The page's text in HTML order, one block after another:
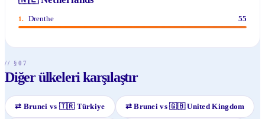
1. Drenthe 55
// §07
Diğer ülkeleri karşılaştır
⇄ Brunei vs 🇹🇷 Türkiye ⇄Brunei vs🇬🇧 United Kingdom